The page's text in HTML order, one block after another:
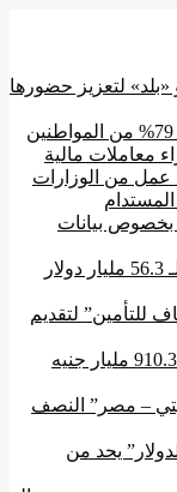
لتعزيز حضورها
معدلات الشمول المالي تواصل ارتفاعها 79% من المواطنين
معاملات مالية
من الوزارات
بيانات
احتياطيات مصر من النقد الأجنبي تقفز لـ 56.3 مليار دولار
للتأمين” لتقديم
ودائع العملاء ببنك QNB مصر تتجاوز الـ 910.3 مليار جنيه
– مصر” النصف
.. و”الدولار” يحد من